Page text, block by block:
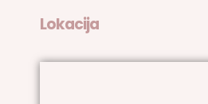
Lokacija